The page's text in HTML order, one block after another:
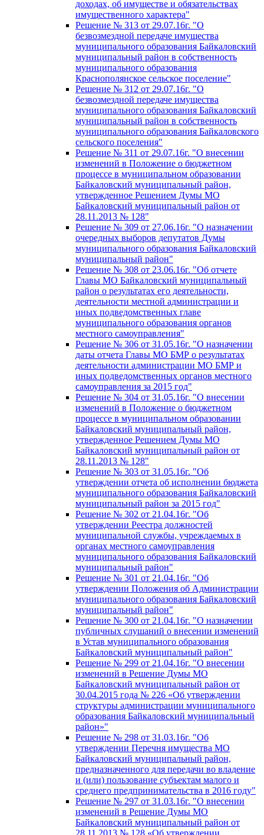
доходах, об имуществе и обязательствах
имущественного характера"
Решение № 313 от 29.07.16г. "О
безвозмездной передаче имущества
муниципального образования Байкаловский
муниципальный район в собственность
муниципального образования
Краснополянское сельское поселение"
Решение № 312 от 29.07.16г. "О
безвозмездной передаче имущества
муниципального образования Байкаловский
муниципальный район в собственность
муниципального образования Байкаловского
сельского поселения"
Решение № 311 от 29.07.16г. "О внесении
изменений в Положение о бюджетном
процессе в муниципальном образовании
Байкаловский муниципальный район,
утвержденное Решением Думы МО
Байкаловский муниципальный район от
28.11.2013 № 128"
Решение № 309 от 27.06.16г. "О назначении
очередных выборов депутатов Думы
муниципального образования Байкаловский
муниципальный район"
Решение № 308 от 23.06.16г. "Об отчете
Главы МО Байкаловский муниципальный
район о результатах его деятельности,
деятельности местной администрации и
иных подведомственных главе
муниципального образования органов
местного самоуправления"
Решение № 306 от 31.05.16г. "О назначении
даты отчета Главы МО БМР о результатах
деятельности администрации МО БМР и
иных подведомственных органов местного
самоуправления за 2015 год"
Решение № 304 от 31.05.16г. "О внесении
изменений в Положение о бюджетном
процессе в муниципальном образовании
Байкаловский муниципальный район,
утвержденное Решением Думы МО
Байкаловский муниципальный район от
28.11.2013 № 128"
Решение № 303 от 31.05.16г. "Об
утверждении отчета об исполнении бюджета
муниципального образования Байкаловский
муниципальный район за 2015 год"
Решение № 302 от 21.04.16г. "Об
утверждении Реестра должностей
муниципальной службы, учреждаемых в
органах местного самоуправления
муниципального образования Байкаловский
муниципальный район"
Решение № 301 от 21.04.16г. "Об
утверждении Положения об Администрации
муниципального образования Байкаловский
муниципальный район"
Решение № 300 от 21.04.16г. "О назначении
публичных слушаний о внесении изменений
в Устав муниципального образования
Байкаловский муниципальный район"
Решение № 299 от 21.04.16г. "О внесении
изменений в Решение Думы МО
Байкаловский муниципальный район от
30.04.2015 года № 226 «Об утверждении
структуры администрации муниципального
образования Байкаловский муниципальный
район»"
Решение № 298 от 31.03.16г. "Об
утверждении Перечня имущества МО
Байкаловский муниципальный район,
предназначенного для передачи во владение
и (или) пользование субъектам малого и
среднего предпринимательства в 2016 году"
Решение № 297 от 31.03.16г. "О внесении
изменений в Решение Думы МО
Байкаловский муниципальный район от
28.11.2013 № 128 «Об утверждении